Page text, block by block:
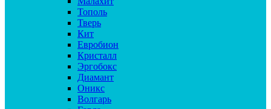
Тополь
Тверь
Кит
Евробион
Кристалл
Эргобокс
Диамант
Оникс
Волгарь